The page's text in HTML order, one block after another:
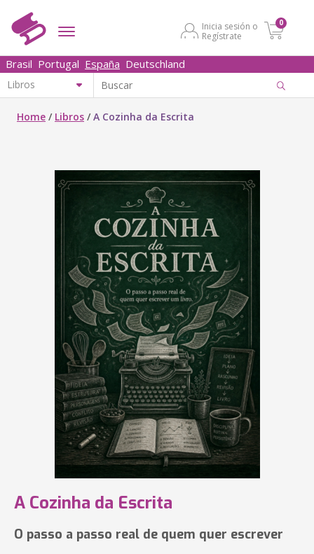
Inicia sesión o
Regístrate
0
Brasil Portugal España Deutschland
Home / Libros /A Cozinha da Escrita
A Cozinha da Escrita
O passo a passo real de quem quer escrever